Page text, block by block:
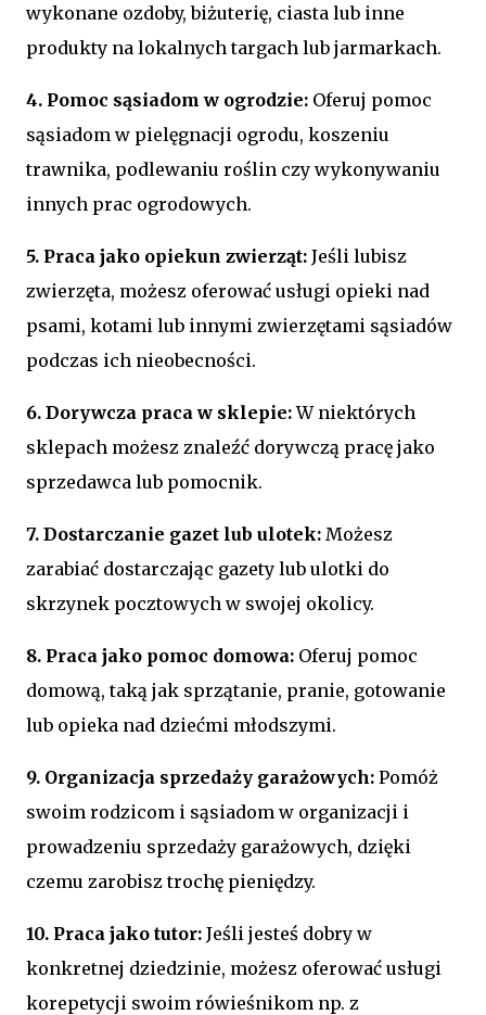
wykonane ozdoby, biżuterię, ciasta lub inne
produkty na lokalnych targach lub jarmarkach.
4. Pomoc sąsiadom w ogrodzie: Oferuj pomoc
sąsiadom w pielęgnacji ogrodu, koszeniu
trawnika, podlewaniu roślin czy wykonywaniu
innych prac ogrodowych.
5. Praca jako opiekun zwierząt: Jeśli lubisz
zwierzęta, możesz oferować usługi opieki nad
psami, kotami lub innymi zwierzętami sąsiadów
podczas ich nieobecności.
6. Dorywcza praca w sklepie:W niektórych
sklepach możesz znaleźć dorywczą pracę jako
sprzedawca lub pomocnik.
7. Dostarczanie gazet lub ulotek: Możesz
zarabiać dostarczając gazety lub ulotki do
skrzynek pocztowych w swojej okolicy.
8. Praca jako pomoc domowa: Oferuj pomoc
domową, taką jak sprzątanie, pranie, gotowanie
lub opieka nad dziećmi młodszymi.
9. Organizacja sprzedaży garażowych: Pomóż
swoim rodzicom i sąsiadom w organizacji i
prowadzeniu sprzedaży garażowych, dzięki
czemu zarobisz trochę pieniędzy.
10. Praca jako tutor: Jeśli jesteś dobry w
konkretnej dziedzinie, możesz oferować usługi
korepetycji swoim rówieśnikom np. z